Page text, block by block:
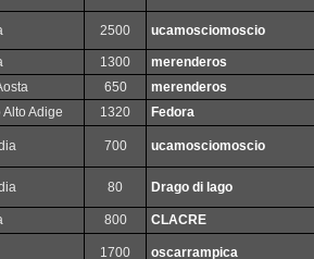
2500 ucamosciomoscio
1300
merenderos
650
merenderos
Adige 1320 Fedora
700 ucamosciomoscio
80 Drago di lago
800 CLACRE
1700 oscarrampica